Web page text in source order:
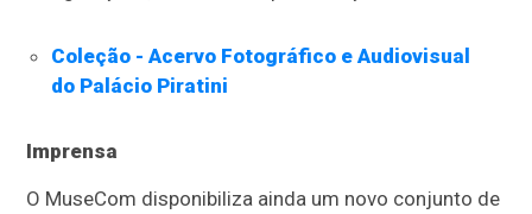
Coleção - Acervo Fotográfico e Audiovisual
do Palácio Piratini
Imprensa
O MuseCom disponibiliza ainda um novo conjunto de